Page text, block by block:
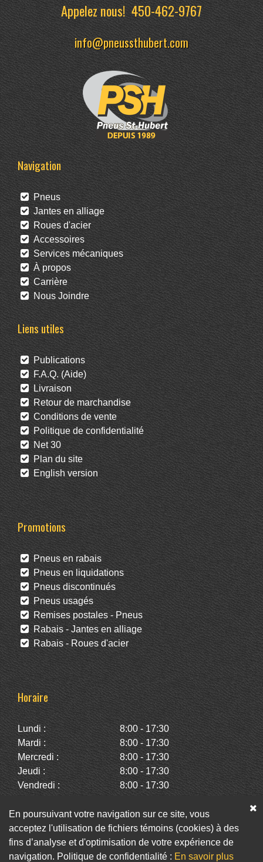
Appelez nous!450-462-9767
info@pneussthubert.com
Navigation
Pneus
Jantes en alliage
Roues d'acier
Accessoires
Services mécaniques
À propos
Carrière
Nous Joindre
Liens utiles
Publications
F.A.Q. (Aide)
Livraison
Retour de marchandise
Conditions de vente
Politique de confidentialité
Net 30
Plan du site
English version
Promotions
Pneus en rabais
Pneus en liquidations
Pneus discontinués
Pneus usagés
Remises postales - Pneus
Rabais - Jantes en alliage
Rabais - Roues d'acier
Horaire
Lundi :
8:00 - 17:30
Mardi :
8:00 - 17:30
Mercredi :
8:00 - 17:30
Jeudi :
8:00 - 17:30
Vendredi :
8:00 - 17:30
Dimanche :
Fermé
Facebook Twitter Infolettre
En poursuivant votre navigation sur ce site, vous
acceptez l'utilisation de fichiers témoins (cookies) à des
fins d’analyse et d'optimisation de votre expérience de
navigation. Politique de confidentialité : En savoir plus